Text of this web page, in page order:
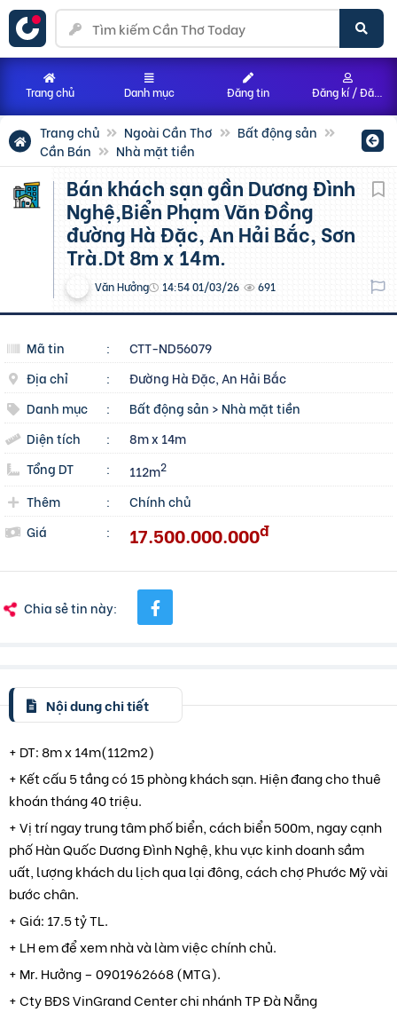
Trang chủ Ngoài Cần Thơ
Bất động sản
Cần Bán
Nhà mặt tiền
Bán khách sạn gần Dương Đình
Nghệ,Biển Phạm Văn Đồng
đường Hà Đặc, An Hải Bắc, Sơn
Trà.Dt 8m x 14m.
Văn Hưởng 14:54 01/03/26 691
Mã tin :
CTT-ND56079
Địa chỉ
:
Đường Hà Đặc, An Hải Bắc
Danh mục
: Bất động sản > Nhà mặt tiền
Diện tích
:
8m x 14m
Tổng DT
: 112m2
Thêm :
Chính chủ
Giá
: 17.500.000.000đ
Chia sẻ tin này:
Nội dung chi tiết
+ DT: 8m x 14m(112m2)
+ Kết cấu 5 tầng có 15 phòng khách sạn. Hiện đang cho thuê
khoán tháng 40 triệu.
+ Vị trí ngay trung tâm phố biển, cách biển 500m, ngay cạnh
phố Hàn Quốc Dương Đình Nghệ, khu vực kinh doanh sầm
uất, lượng khách du lịch qua lại đông, cách chợ Phước Mỹ vài
bước chân.
+ Giá: 17.5 tỷ TL.
+ LH em để xem nhà và làm việc chính chủ.
+ Mr. Hưởng – 0901962668 (MTG).
+ Cty BĐS VinGrand Center chi nhánh TP Đà Nẵng
Trang chủ Danh mục Đăng tin